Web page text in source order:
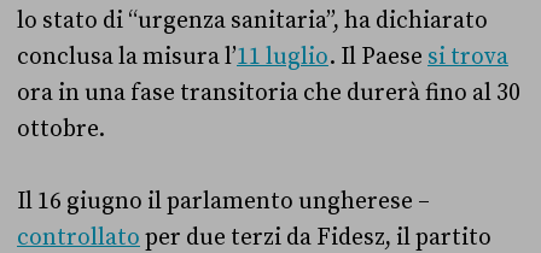
lo stato di “urgenza sanitaria”, ha dichiarato
conclusa la misura l’11 luglio. Il Paese si trova
ora in una fase transitoria che durerà fino al 30
ottobre.
Il 16 giugno il parlamento ungherese –
controllato per due terzi da Fidesz, il partito